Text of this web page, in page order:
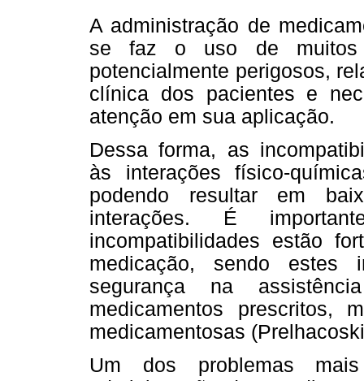
A administração de
se faz o uso de muitos
potencialmente perigosos,
clínica dos pacientes e
atenção em sua aplicação.
Dessa forma, as
às interações físico-
podendo resultar em
interações. É
incompatibilidades estão
medicação, sendo estes
segurança na
medicamentos prescritos,
medicamentosas
Um dos problemas